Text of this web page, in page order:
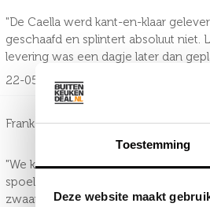
Toestemming
Deze website maakt
"De Caella werd kant-en-klaar
geschaafd en splintert absoluut
levering was een dagje later dan
22-05-2025
Frank van der Meer
"We koken tegenwoordig met elk
spoelbak, biefstukjes uit de
zwaar aan, echt pure kwaliteit."